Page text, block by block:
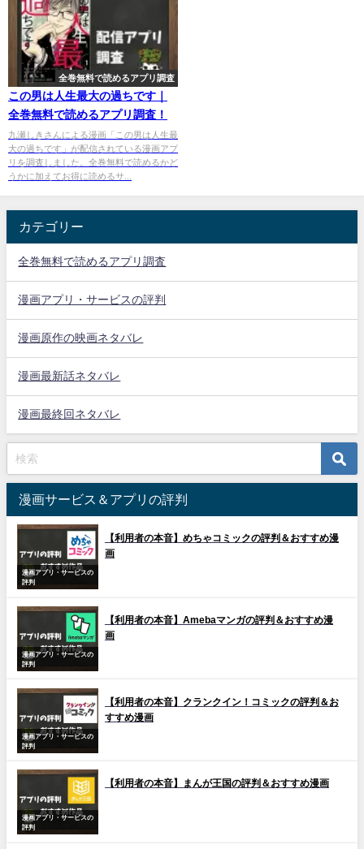
全巻無料で読めるアプリ調査
この男は人生最大の過ちです｜
全巻無料で読めるアプリ調査！
九瀬しきさんによる漫画「この男は人生最
大の過ちです」が配信されている漫画アプ
リを調査しました。全巻無料で読めるかど
うかに加えてお得に読めるサ...
カテゴリー
全巻無料で読めるアプリ調査
漫画アプリ・サービスの評判
漫画原作の映画ネタバレ
漫画最新話ネタバレ
漫画最終回ネタバレ
漫画サービス＆アプリの評判
漫画アプリ・サービスの
評判
【利用者の本音】めちゃコミックの評判＆おすすめ漫
画
漫画アプリ・サービスの
評判
【利用者の本音】Amebaマンガの評判＆おすすめ漫
画
漫画アプリ・サービスの
評判
【利用者の本音】クランクイン！コミックの評判＆お
すすめ漫画
漫画アプリ・サービスの
評判
【利用者の本音】まんが王国の評判＆おすすめ漫画